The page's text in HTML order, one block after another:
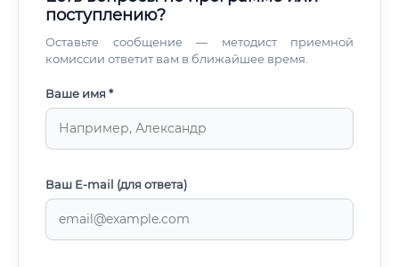
поступлению?
Оставьте сообщение — методист приемной
комиссии ответит вам в ближайшее время.
Ваше имя *
Ваш E-mail (для ответа)